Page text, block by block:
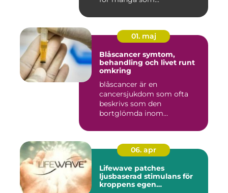
01. maj
Blåscancer symtom,
behandling och livet runt
omkring
blåscancer är en
cancersjukdom som ofta
beskrivs som den
bortglömda inom
06. apr
Lifewave patches
ljusbaserad stimulans för
kroppens egen